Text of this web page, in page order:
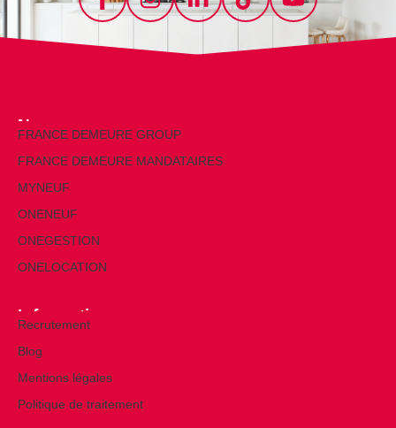
Nos marques
FRANCE DEMEURE GROUP
FRANCE DEMEURE MANDATAIRES
MYNEUF
ONENEUF
ONEGESTION
ONELOCATION
Informations
Recrutement
Blog
Mentions légales
Politique de traitement